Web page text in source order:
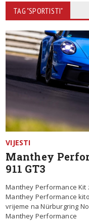
TAG "SPORTISTI"
VIJESTI
Manthey
911 GT3
Manthey Performance Kit
Manthey Performance
vrijeme na Nürburgring
Manthey Performance